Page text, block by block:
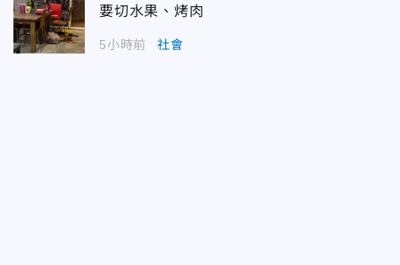
要切水果、烤肉
5小時前 社會